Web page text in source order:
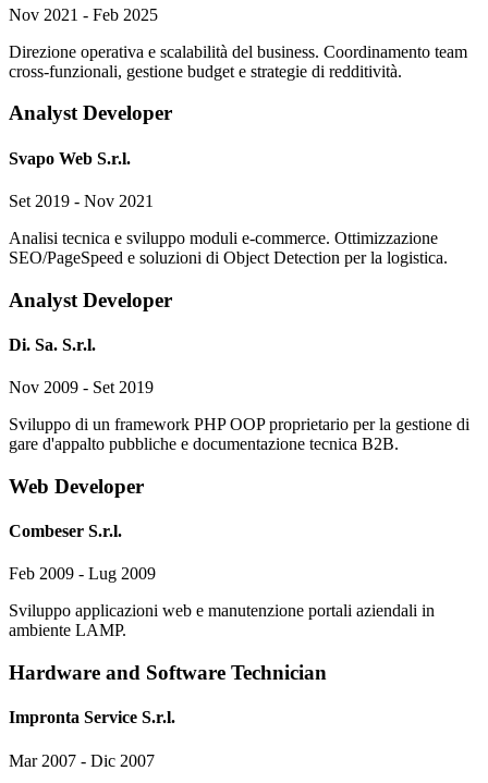
Nov 2021 - Feb 2025
Direzione operativa e scalabilità del business. Coordinamento team
cross-funzionali, gestione budget e strategie di redditività.
Analyst Developer
Svapo Web S.r.l.
Set 2019 - Nov 2021
Analisi tecnica e sviluppo moduli e-commerce. Ottimizzazione
SEO/PageSpeed e soluzioni di Object Detection per la logistica.
Analyst Developer
Di. Sa. S.r.l.
Nov 2009 - Set 2019
Sviluppo di un framework PHP OOP proprietario per la gestione di
gare d'appalto pubbliche e documentazione tecnica B2B.
Web Developer
Combeser S.r.l.
Feb 2009 - Lug 2009
Sviluppo applicazioni web e manutenzione portali aziendali in
ambiente LAMP.
Hardware and Software Technician
Impronta Service S.r.l.
Mar 2007 - Dic 2007